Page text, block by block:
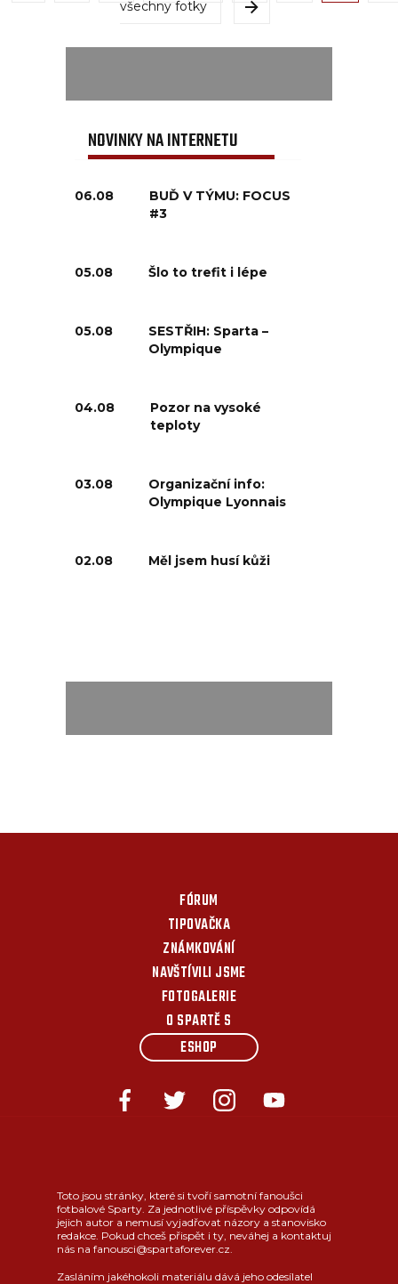
všechny fotky
NOVINKY NA INTERNETU
06.08
BUĎ V TÝMU: FOCUS
#3
05.08 Šlo to trefit i lépe
05.08
SESTŘIH: Sparta –
Olympique
04.08
Pozor na vysoké
teploty
03.08
Organizační info:
Olympique Lyonnais
02.08 Měl jsem husí kůži
FÓRUM
TIPOVAČKA
ZNÁMKOVÁNÍ
NAVŠTÍVILI JSME
FOTOGALERIE
O SPARTĚ S
ESHOP
Toto jsou stránky, které si tvoří samotní fanoušci
fotbalové Sparty. Za jednotlivé příspěvky odpovídá
jejich autor a nemusí vyjadřovat názory a stanovisko
redakce. Pokud chceš přispět i ty, neváhej a kontaktuj
nás na fanousci@spartaforever.cz.
Zasláním jakéhokoli materiálu dává jeho odesílatel